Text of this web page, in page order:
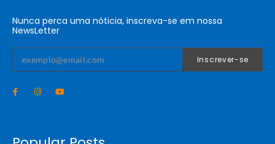
Nunca perca uma nóticia, inscreva-se em nossa
NewsLetter
Inscrever-se